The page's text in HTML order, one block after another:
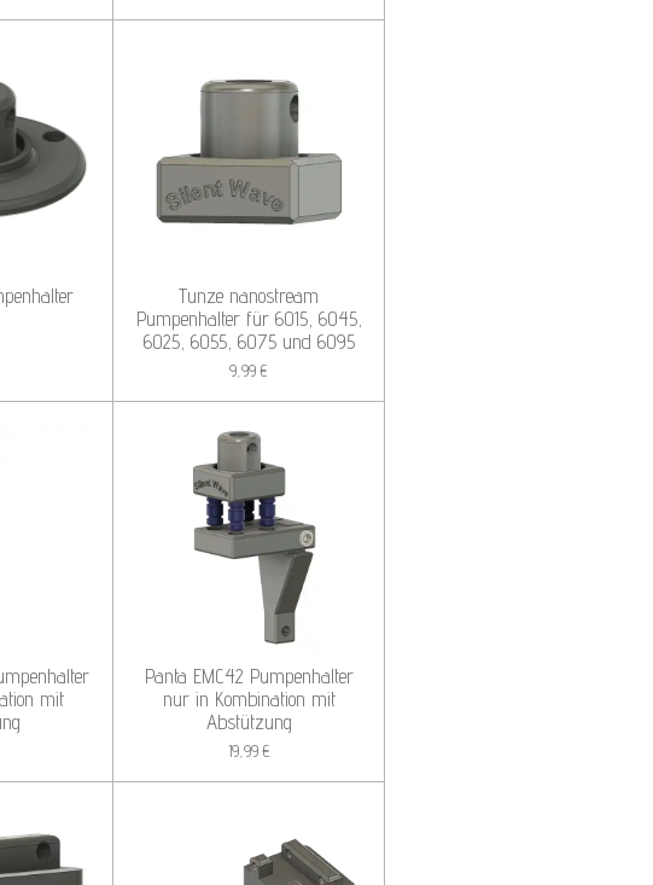
Tunze nanostream
Pumpenhalter für 6015, 6045,
6025, 6055, 6075 und 6095
9,99 €
mit
Panta EMC42 Pumpenhalter
nur in Kombination mit
Abstützung
19,99 €